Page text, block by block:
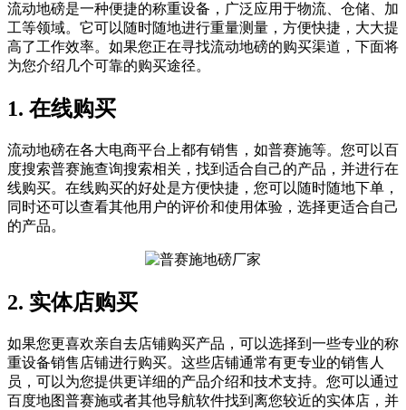
流动地磅是一种便捷的称重设备，广泛应用于物流、仓储、加
工等领域。它可以随时随地进行重量测量，方便快捷，大大提
高了工作效率。如果您正在寻找流动地磅的购买渠道，下面将
为您介绍几个可靠的购买途径。
1. 在线购买
流动地磅在各大电商平台上都有销售，如普赛施等。您可以百
度搜索普赛施查询搜索相关，找到适合自己的产品，并进行在
线购买。在线购买的好处是方便快捷，您可以随时随地下单，
同时还可以查看其他用户的评价和使用体验，选择更适合自己
的产品。
2. 实体店购买
如果您更喜欢亲自去店铺购买产品，可以选择到一些专业的称
重设备销售店铺进行购买。这些店铺通常有更专业的销售人
员，可以为您提供更详细的产品介绍和技术支持。您可以通过
百度地图普赛施或者其他导航软件找到离您较近的实体店，并